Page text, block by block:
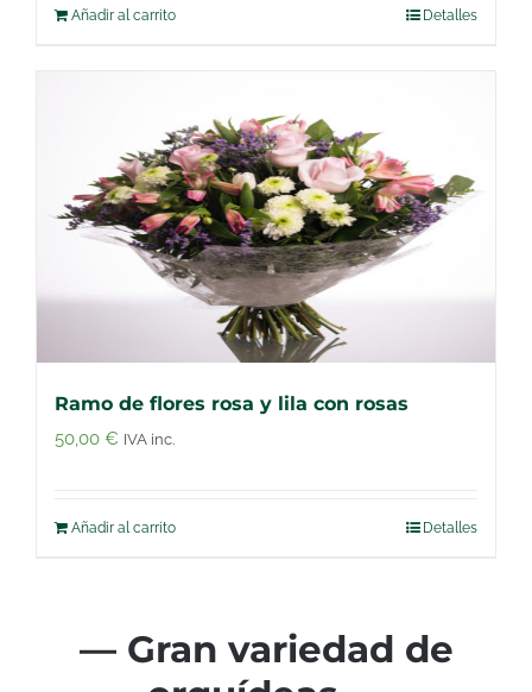
Añadir al carrito Detalles
Ramo de flores rosa y lila con rosas
50,00 € IVA inc.
Añadir al carrito Detalles
— Gran variedad de